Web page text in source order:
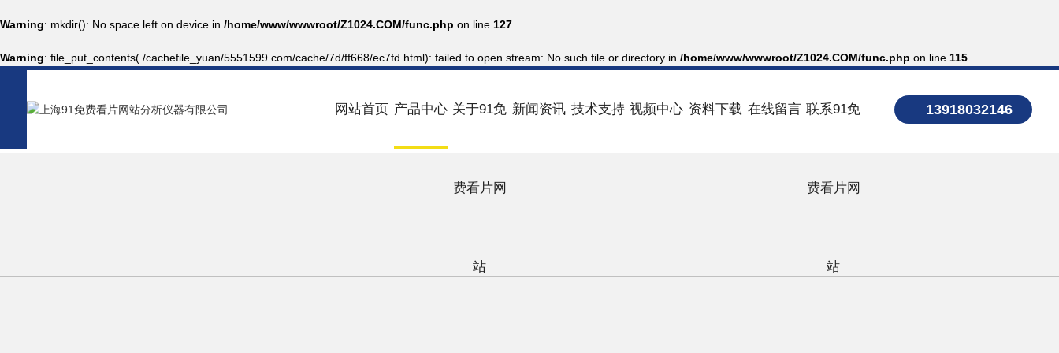
Warning: mkdir(): No space left on device in /home/www/wwwroot/Z1024.COM/func.php on line 127
Warning: file_put_contents(./cachefile_yuan/5551599.com/cache/7d/ff668/ec7fd.html): failed to open stream: No such file or directory in /home/www/wwwroot/Z1024.COM/func.php on line 115
13918032146
网站首页 产品中心 关于91免
费看片网
站
新闻资讯 技术支持 视频中心 资料下载 在线留言 联系91免
费看片网
站